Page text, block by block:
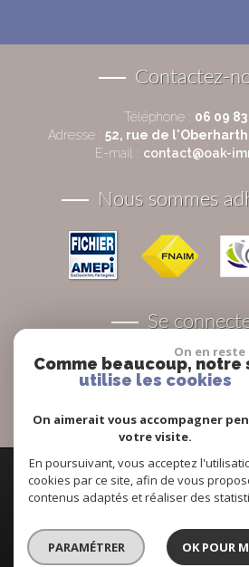
Contactez-
Téléphone : 06 09 83
Adresse : 52, rue de l'Oberharth
E-mail : contact@oak-
Nous sommes
Se
Espace
© 2026 | Tous droits réservés |
Plan du site
- Mentions légales- Liens -
Site internet compatible
un seul site adaptable à tous
On en reste
Comme beaucoup, notre
utilise les cookies
On aimerait vous accompagner
votre visite.
En poursuivant, vous acceptez
cookies par ce site, afin de vous
contenus adaptés et réaliser des
PARAMÉTRER OK POUR